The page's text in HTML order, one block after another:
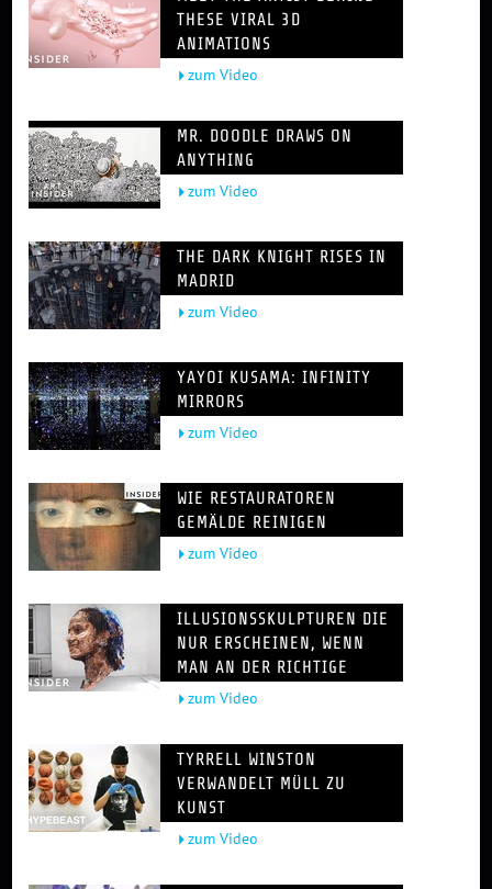
THESE VIRAL 3D
ANIMATIONS
zum Video
MR. DOODLE DRAWS ON
ANYTHING
zum Video
THE DARK KNIGHT RISES IN
MADRID
zum Video
YAYOI KUSAMA: INFINITY
MIRRORS
zum Video
WIE RESTAURATOREN
GEMÄLDE REINIGEN
zum Video
ILLUSIONSSKULPTUREN DIE
NUR ERSCHEINEN, WENN
MAN AN DER RICHTIGE
zum Video
TYRRELL WINSTON
VERWANDELT MÜLL ZU
KUNST
zum Video